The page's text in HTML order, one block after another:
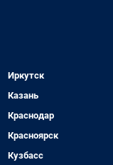
Иркутск
Казань
Краснодар
Красноярск
Кузбасс